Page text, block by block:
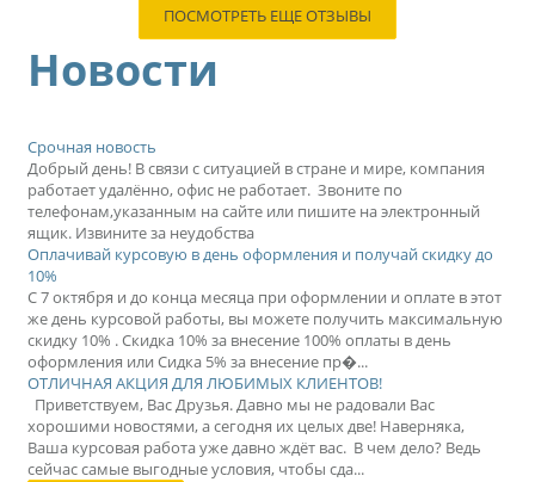
ПОСМОТРЕТЬ ЕЩЕ ОТЗЫВЫ
Новости
Срочная новость
Добрый день! В связи с ситуацией в стране и мире, компания
работает удалённо, офис не работает. Звоните по
телефонам,указанным на сайте или пишите на электронный
ящик. Извините за неудобства
Оплачивай курсовую в день оформления и получай скидку до
10%
С 7 октября и до конца месяца при оформлении и оплате в этот
же день курсовой работы, вы можете получить максимальную
скидку 10% . Скидка 10% за внесение 100% оплаты в день
оформления или Сидка 5% за внесение пр�...
ОТЛИЧНАЯ АКЦИЯ ДЛЯ ЛЮБИМЫХ КЛИЕНТОВ!
Приветствуем, Вас Друзья. Давно мы не радовали Вас
хорошими новостями, а сегодня их целых две! Наверняка,
Ваша курсовая работа уже давно ждёт вас. В чем дело? Ведь
сейчас самые выгодные условия, чтобы сда...